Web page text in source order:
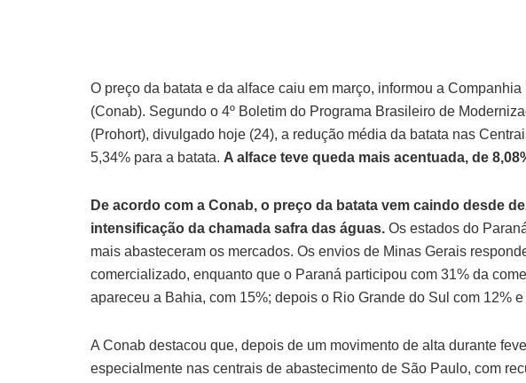
O preço da batata e da alface caiu em março, informou a
(Conab). Segundo o 4º Boletim do Programa Brasileiro de
(Prohort), divulgado hoje (24), a redução média da batata nas
5,34% para a batata. A alface teve queda mais acentuada, de
De acordo com a Conab, o preço da batata vem caindo desde
intensificação da chamada safra das águas. Os estados do
mais abasteceram os mercados. Os envios de Minas Gerais
comercializado, enquanto que o Paraná participou com 31% da
apareceu a Bahia, com 15%; depois o Rio Grande do Sul com 12%
A Conab destacou que, depois de um movimento de alta durante
especialmente nas centrais de abastecimento de São Paulo, com